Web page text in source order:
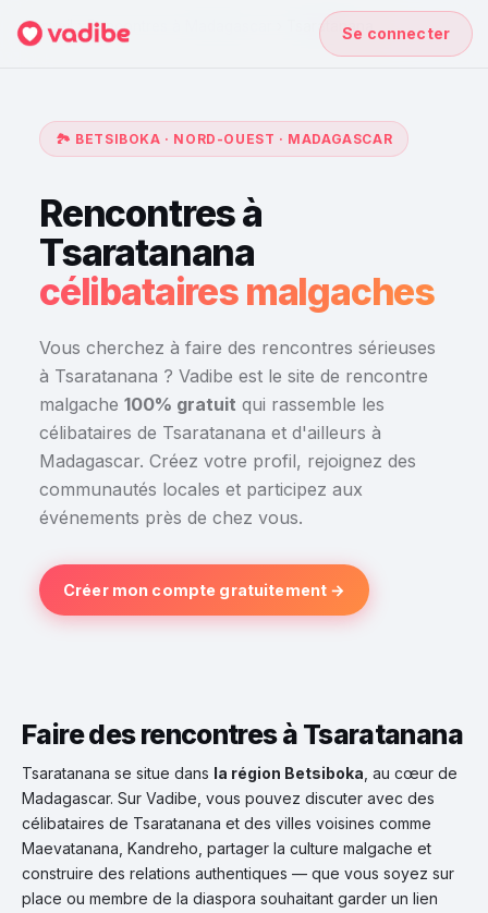
Se connecter
Accueil›Rencontres à Madagascar Tsaratanana
🏞️ BETSIBOKA · NORD-OUEST · MADAGASCAR
Rencontres à
Tsaratanana
célibataires malgaches
Vous cherchez à faire des rencontres sérieuses
à Tsaratanana ? Vadibe est le site de rencontre
malgache 100% gratuit qui rassemble les
célibataires de Tsaratanana et d'ailleurs à
Madagascar. Créez votre profil, rejoignez des
communautés locales et participez aux
événements près de chez vous.
Créer mon compte gratuitement →
Faire des rencontres à Tsaratanana
Tsaratanana se situe dans la région Betsiboka , au cœur de
Madagascar. Sur Vadibe, vous pouvez discuter avec des
célibataires de Tsaratanana et des villes voisines comme
Maevatanana, Kandreho, partager la culture malgache et
construire des relations authentiques — que vous soyez sur
place ou membre de la diaspora souhaitant garder un lien